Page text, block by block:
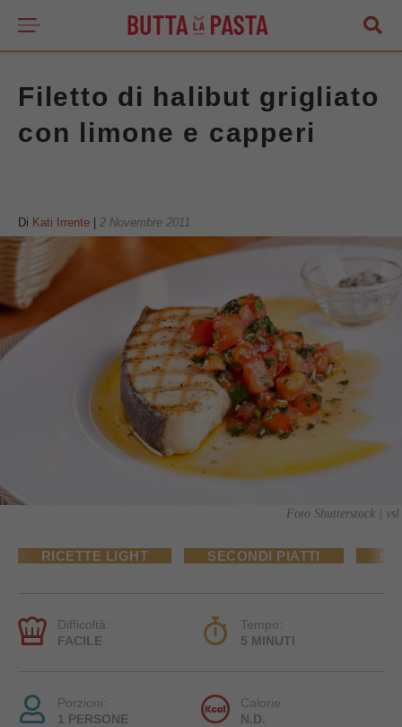
Filetto di halibut grigliato
con limone e capperi
Di Kati Irrente 2 Novembre 2011
Foto Shutterstock | vsl
RICETTE LIGHT SECONDI PIATTI
Difficoltà:
FACILE
Tempo:
5 MINUTI
Porzioni:
1 PERSONE
Calorie:
N.D.